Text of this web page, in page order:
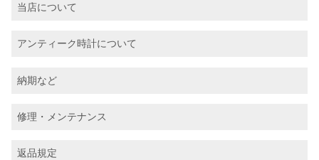
当店について
アンティーク時計について
納期など
修理・メンテナンス
返品規定